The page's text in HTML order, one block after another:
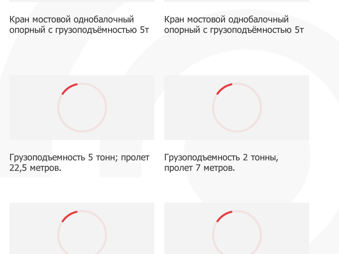
Кран мостовой однобалочный
опорный с грузоподъёмностью 5т
Кран мостовой однобалочный
опорный с грузоподъёмностью 5т
Грузоподъемность 5 тонн; пролет
22,5 метров.
Грузоподъемность 2 тонны,
пролет 7 метров.